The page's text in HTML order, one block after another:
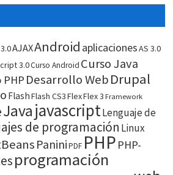
AJAXAndroid aplicacionesAS 3.0
3.0Curso Android Curso Java
PHP Desarrollo WebDrupal
FlashFlash CS3FlexFlex 3 Framework
JavajavascriptLenguaje de
de programación Linux
Panini PDF PHP PHP-
programación